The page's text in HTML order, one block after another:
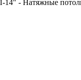
- Натяжные